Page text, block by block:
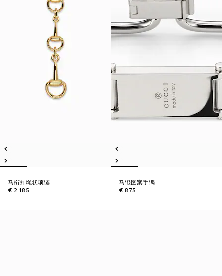
马衔扣绳状项链
€ 2.185
马镫图案手镯
€ 875